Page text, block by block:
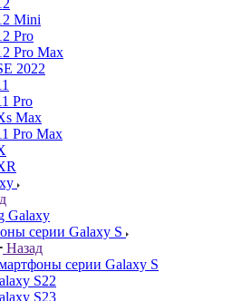
Mini
Pro
Pro Max
2022
Pro
Max
Pro Max
Galaxy
серии Galaxy S
Назад
серии Galaxy S
S22
S23